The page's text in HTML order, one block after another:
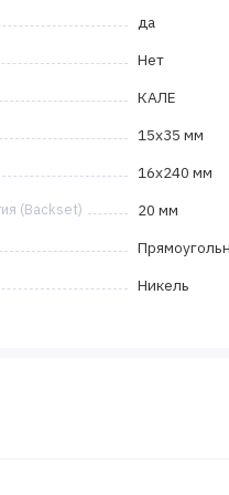
да
Нет
КАЛЕ
15х35 мм
16х240 мм
(Backset) 20 мм
Никель